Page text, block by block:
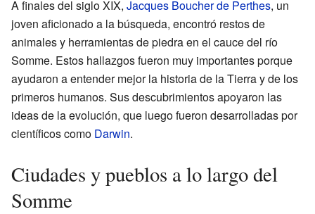
A finales del siglo XIX, Jacques Boucher de Perthes, un
joven aficionado a la búsqueda, encontró restos de
animales y herramientas de piedra en el cauce del río
Somme. Estos hallazgos fueron muy importantes porque
ayudaron a entender mejor la historia de la Tierra y de los
primeros humanos. Sus descubrimientos apoyaron las
ideas de la evolución, que luego fueron desarrolladas por
científicos como Darwin.
Ciudades y pueblos a lo largo del
Somme